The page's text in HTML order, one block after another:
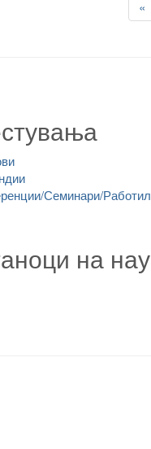
«
Семинари/
на